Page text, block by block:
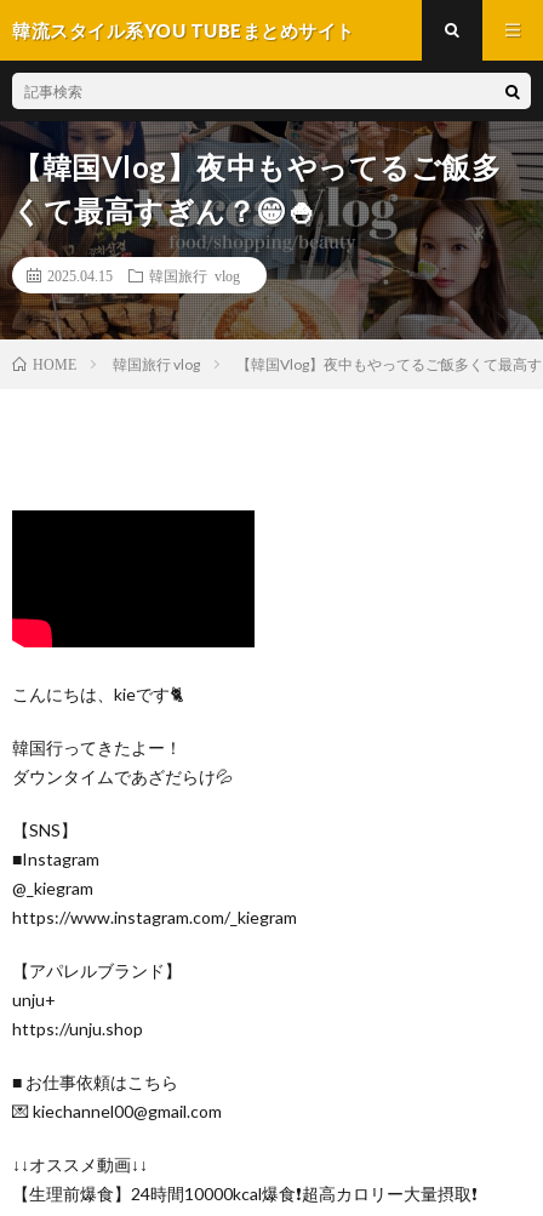
韓流スタイル系YOU TUBEまとめサイト
【韓国Vlog】夜中もやってるご飯多
くて最高すぎん？😁🍚
2025.04.15 韓国旅行 vlog
HOME 韓国旅行 vlog 【韓国Vlog】夜中もやってるご飯多くて最高
こんにちは、kieです🐈
韓国行ってきたよー！
ダウンタイムであざだらけ💦
【SNS】
■Instagram
@_kiegram
https://www.instagram.com/_kiegram
【アパレルブランド】
unju+
https://unju.shop
■ お仕事依頼はこちら
💌 kiechannel00@gmail.com
↓↓オススメ動画↓↓
【生理前爆食】24時間10000kcal爆食❗️超高カロリー大量摂取❗️